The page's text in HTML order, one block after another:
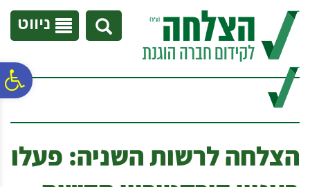
נגישות
אתר
המרכזי
ניווט
הצלחה לרשות השניה: פעלו